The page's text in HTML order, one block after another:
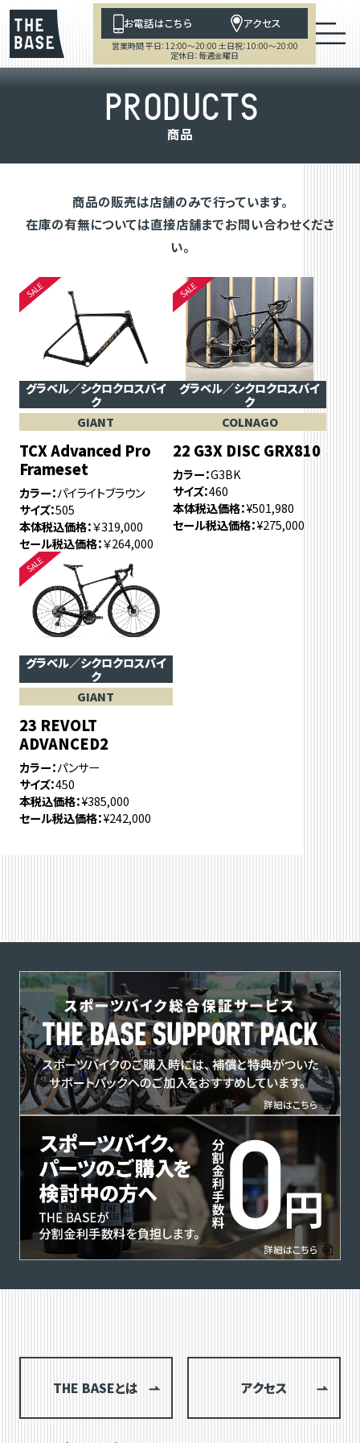
お電話はこちら アクセス
営業時間 平日：12:00～20:00 土日祝：10:00～20:00
定休日：毎週金曜日
PRODUCTS
商品
商品の販売は店舗のみで行っています。
在庫の有無については直接店舗までお問い合わせくださ
い。
グラベル／シクロクロスバイ
ク
GIANT
TCX Advanced Pro
Frameset
カラー パイライトブラウン
サイズ 505
本体税込価格 ￥319,000
セール税込価格 ￥264,000
グラベル／シクロクロスバイ
ク
COLNAGO
22 G3X DISC GRX810
カラー G3BK
サイズ 460
本体税込価格 ¥501,980
セール税込価格 ¥275,000
グラベル／シクロクロスバイ
ク
GIANT
23 REVOLT
ADVANCED2
カラー パンサー
サイズ 450
本税込価格 ¥385,000
セール税込価格 ¥242,000
THE BASEとは アクセス